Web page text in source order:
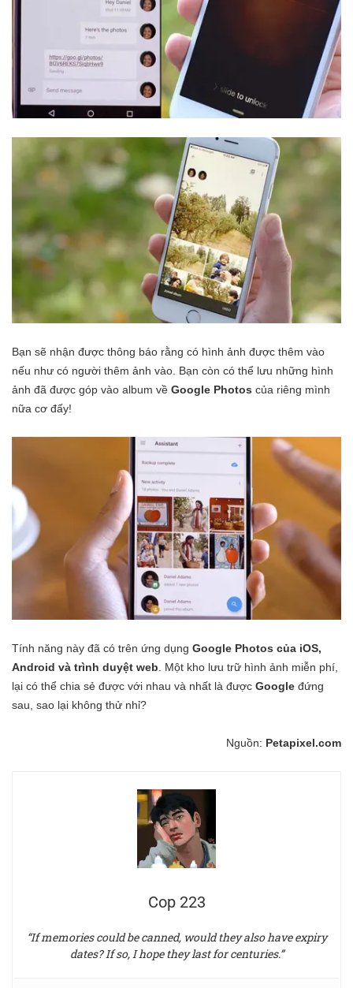
Bạn sẽ nhận được thông báo rằng có hình ảnh được thêm vào
nếu như có người thêm ảnh vào. Bạn còn có thể lưu những hình
ảnh đã được góp vào album về Google Photos của riêng mình
nữa cơ đấy!
Tính năng này đã có trên ứng dụng Google Photos của iOS,
Android và trình duyệt web . Một kho lưu trữ hình ảnh miễn phí,
lại có thể chia sẻ được với nhau và nhất là được Google đứng
sau, sao lại không thử nhỉ?
Nguồn: Petapixel.com
Cop 223
“If memories could be canned, would they also have expiry
dates? If so, I hope they last for centuries.”